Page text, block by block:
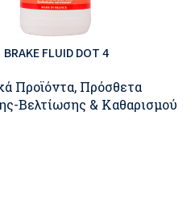
BRAKE FLUID DOT 4
Προϊόντα, Πρόσθετα
Βελτίωσης & Καθαρισμού